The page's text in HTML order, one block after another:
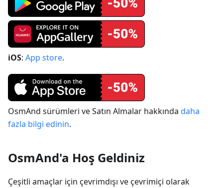
iOS: App store.
OsmAnd sürümleri ve Satın Almalar hakkında daha
fazla bilgi edinin.
OsmAnd'a Hoş Geldiniz
Çeşitli amaçlar için çevrimdışı ve çevrimiçi olarak